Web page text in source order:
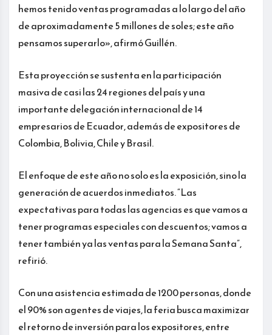
hemos tenido ventas programadas a lo largo del año
de aproximadamente 5 millones de soles; este año
pensamos superarlo», afirmó Guillén.
Esta proyección se sustenta en la participación
masiva de casi las 24 regiones del país y una
importante delegación internacional de 14
empresarios de Ecuador, además de expositores de
Colombia, Bolivia, Chile y Brasil.
El enfoque de este año no solo es la exposición, sino la
generación de acuerdos inmediatos. “Las
expectativas para todas las agencias es que vamos a
tener programas especiales con descuentos; vamos a
tener también ya las ventas para la Semana Santa”,
refirió.
Con una asistencia estimada de 1200 personas, donde
el 90% son agentes de viajes, la feria busca maximizar
el retorno de inversión para los expositores, entre